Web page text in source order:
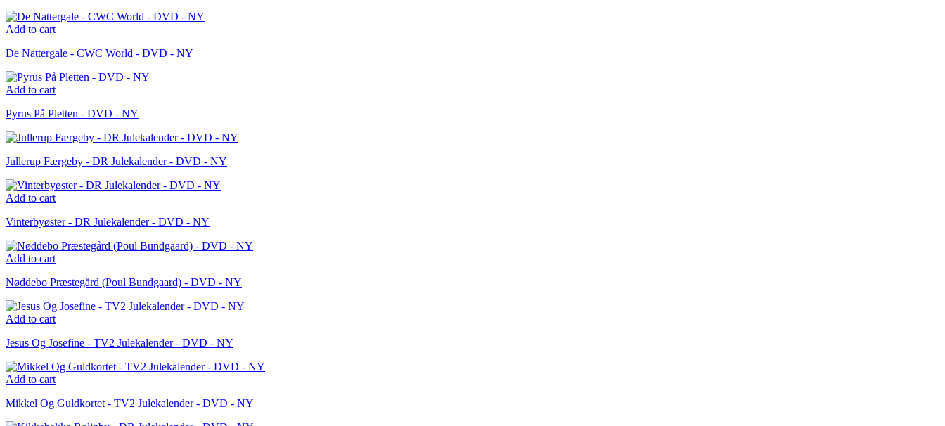
Add to cart
De Nattergale - CWC World - DVD - NY
Add to cart
Pyrus På Pletten - DVD - NY
Jullerup Færgeby - DR Julekalender - DVD - NY
Add to cart
Vinterbyøster - DR Julekalender - DVD - NY
Add to cart
Nøddebo Præstegård (Poul Bundgaard) - DVD - NY
Add to cart
Jesus Og Josefine - TV2 Julekalender - DVD - NY
Add to cart
Mikkel Og Guldkortet - TV2 Julekalender - DVD - NY